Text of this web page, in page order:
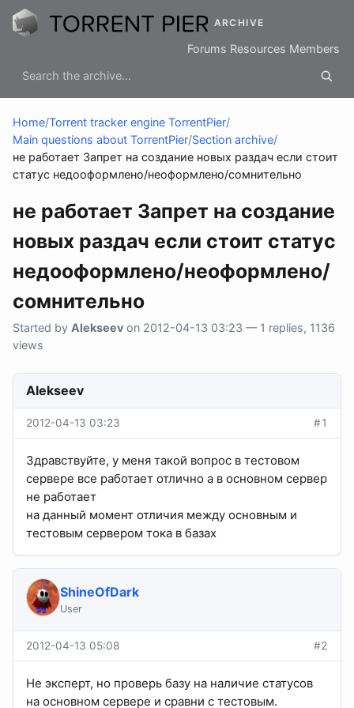
ARCHIVE
Forums Resources Members
Home/Torrent tracker engine TorrentPier/
Main questions about TorrentPier/Section archive/
не работает Запрет на создание новых раздач если стоит
статус недооформлено/неоформлено/сомнительно
не работает Запрет на создание
новых раздач если стоит статус
недооформлено/неоформлено/
сомнительно
Started by Alekseev on 2012-04-13 03:23 — 1 replies, 1136
views
Alekseev
2012-04-13 03:23 #1
Здравствуйте, у меня такой вопрос в тестовом
сервере все работает отлично а в основном сервер
не работает
на данный момент отличия между основным и
тестовым сервером тока в базах
ShineOfDark
User
2012-04-13 05:08 #2
Не эксперт, но проверь базу на наличие статусов
на основном сервере и сравни с тестовым.